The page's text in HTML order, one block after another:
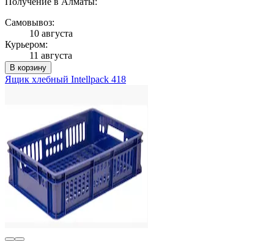
Самовывоз:
10 августа
Курьером:
11 августа
В корзину
Ящик хлебный Intellpack 418